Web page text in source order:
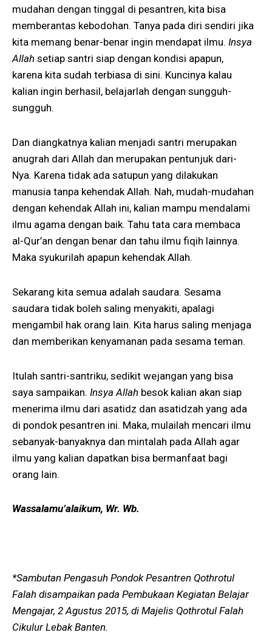
mudahan dengan tinggal di pesantren, kita bisa
memberantas kebodohan. Tanya pada diri sendiri jika
kita memang benar-benar ingin mendapat ilmu. Insya
Allah setiap santri siap dengan kondisi apapun,
karena kita sudah terbiasa di sini. Kuncinya kalau
kalian ingin berhasil, belajarlah dengan sungguh-
sungguh.
Dan diangkatnya kalian menjadi santri merupakan
anugrah dari Allah dan merupakan pentunjuk dari-
Nya. Karena tidak ada satupun yang dilakukan
manusia tanpa kehendak Allah. Nah, mudah-mudahan
dengan kehendak Allah ini, kalian mampu mendalami
ilmu agama dengan baik. Tahu tata cara membaca
al-Qur’an dengan benar dan tahu ilmu fiqih lainnya.
Maka syukurilah apapun kehendak Allah.
Sekarang kita semua adalah saudara. Sesama
saudara tidak boleh saling menyakiti, apalagi
mengambil hak orang lain. Kita harus saling menjaga
dan memberikan kenyamanan pada sesama teman.
Itulah santri-santriku, sedikit wejangan yang bisa
saya sampaikan. Insya Allah besok kalian akan siap
menerima ilmu dari asatidz dan asatidzah yang ada
di pondok pesantren ini. Maka, mulailah mencari ilmu
sebanyak-banyaknya dan mintalah pada Allah agar
ilmu yang kalian dapatkan bisa bermanfaat bagi
orang lain.
Wassalamu’alaikum, Wr. Wb.
*Sambutan Pengasuh Pondok Pesantren Qothrotul
Falah disampaikan pada Pembukaan Kegiatan Belajar
Mengajar, 2 Agustus 2015, di Majelis Qothrotul Falah
Cikulur Lebak Banten.